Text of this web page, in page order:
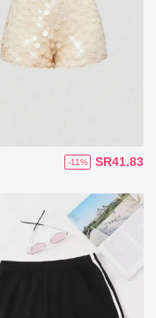
SR41.83
-11%